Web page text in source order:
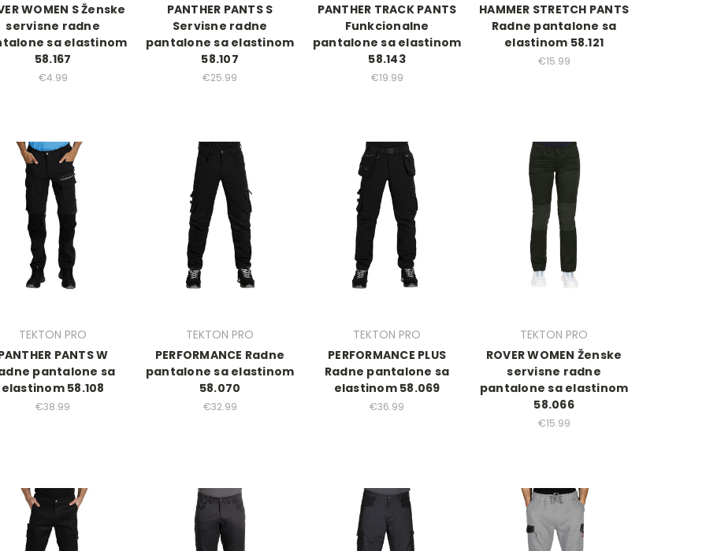
WOMEN S Ženske
servisne radne
sa elastinom
58.167
€4.99
PANTHER PANTS S
Servisne radne
pantalone sa elastinom
58.107
€25.99
PANTHER TRACK PANTS
Funkcionalne
pantalone sa elastinom
58.143
€19.99
HAMMER STRETCH PANTS
Radne pantalone sa
elastinom 58.121
€15.99
TEKTON PRO
PANTS W
pantalone sa
elastinom 58.108
€38.99
TEKTON PRO
PERFORMANCE Radne
pantalone sa elastinom
58.070
€32.99
TEKTON PRO
PERFORMANCE PLUS
Radne pantalone sa
elastinom 58.069
€36.99
TEKTON PRO
ROVER WOMEN Ženske
servisne radne
pantalone sa elastinom
58.066
€15.99